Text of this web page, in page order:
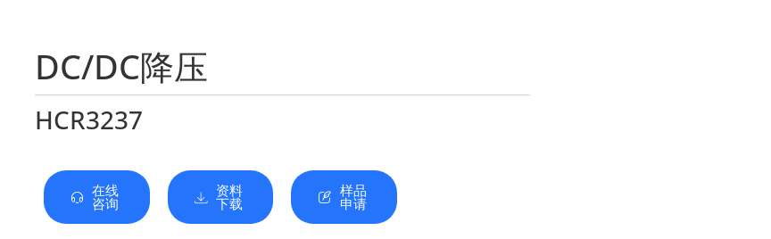
DC/DC降压
HCR3237
在线
咨询
资料
下载
样品
申请